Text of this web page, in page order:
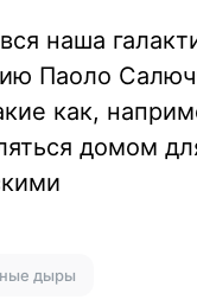
наша
Паоло
как,
домом
дыры